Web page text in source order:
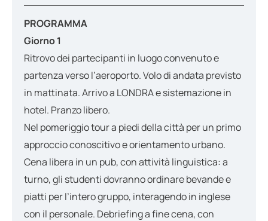
PROGRAMMA
Giorno 1
Ritrovo dei partecipanti in luogo convenuto e
partenza verso l’aeroporto. Volo di andata previsto
in mattinata. Arrivo a LONDRA e sistemazione in
hotel. Pranzo libero.
Nel pomeriggio tour a piedi della città per un primo
approccio conoscitivo e orientamento urbano.
Cena libera in un pub, con attività linguistica: a
turno, gli studenti dovranno ordinare bevande e
piatti per l’intero gruppo, interagendo in inglese
con il personale. Debriefing a fine cena, con